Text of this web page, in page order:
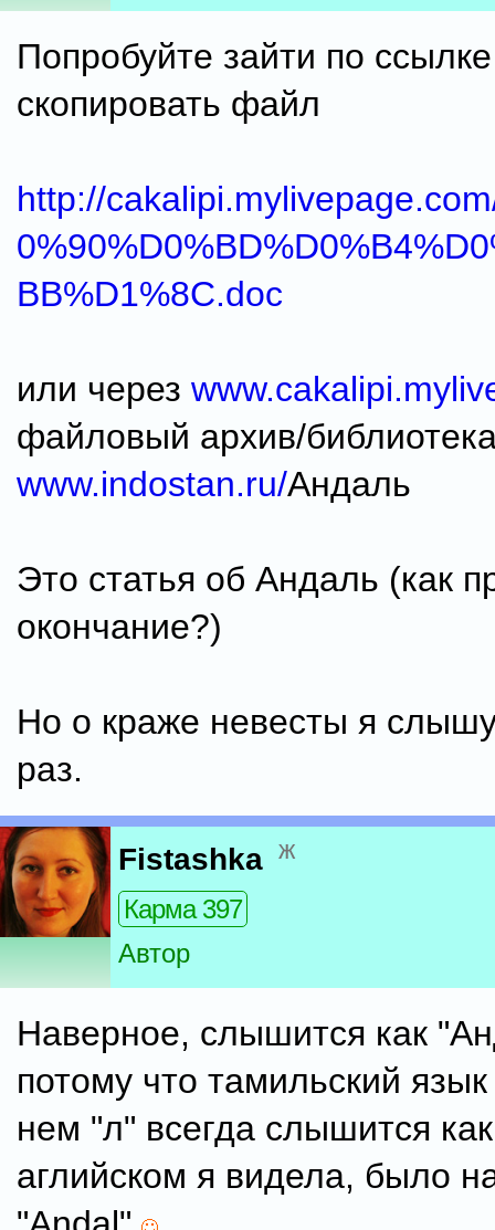
Попробуйте зайти по
скопировать файл
http://
BB%D1%8C.doc
или через
файловый архив/
www.indostan.ru/Андаль
Это статья об Андаль (как
окончание?)
Но о краже невесты я
раз.
Fistashka ж
Карма 397
Автор
Наверное, слышится как
потому что тамильский
нем "л" всегда слышится
аглийском я видела, было